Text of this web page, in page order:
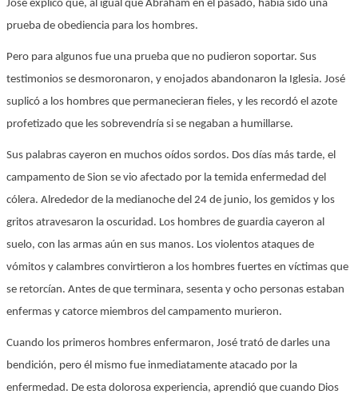
José explicó que, al igual que Abraham en el pasado, había sido una
prueba de obediencia para los hombres.
Pero para algunos fue una prueba que no pudieron soportar. Sus
testimonios se desmoronaron, y enojados abandonaron la Iglesia. José
suplicó a los hombres que permanecieran fieles, y les recordó el azote
profetizado que les sobrevendría si se negaban a humillarse.
Sus palabras cayeron en muchos oídos sordos. Dos días más tarde, el
campamento de Sion se vio afectado por la temida enfermedad del
cólera. Alrededor de la medianoche del 24 de junio, los gemidos y los
gritos atravesaron la oscuridad. Los hombres de guardia cayeron al
suelo, con las armas aún en sus manos. Los violentos ataques de
vómitos y calambres convirtieron a los hombres fuertes en víctimas que
se retorcían. Antes de que terminara, sesenta y ocho personas estaban
enfermas y catorce miembros del campamento murieron.
Cuando los primeros hombres enfermaron, José trató de darles una
bendición, pero él mismo fue inmediatamente atacado por la
enfermedad. De esta dolorosa experiencia, aprendió que cuando Dios